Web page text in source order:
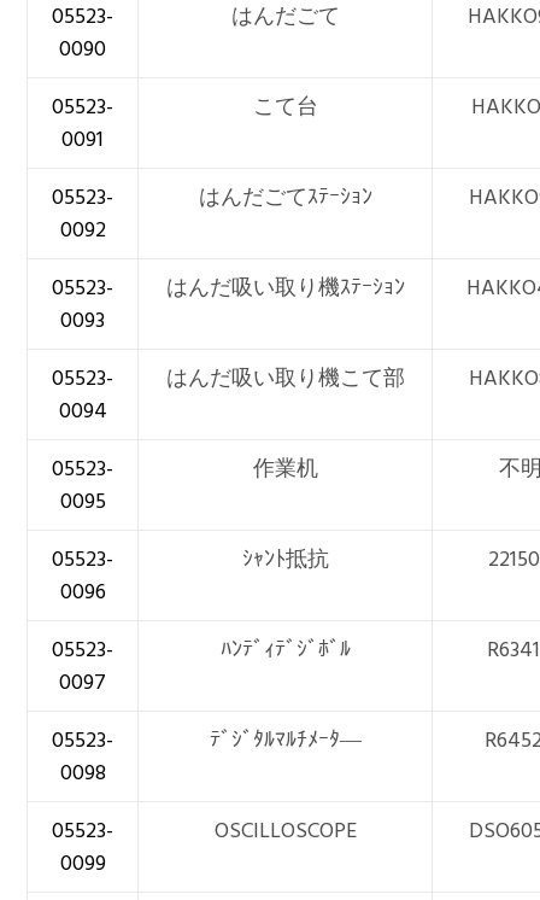
05523-
0090
はんだごて
05523-
0091
こて台
05523-
0092
はんだごてｽﾃｰｼｮﾝ
05523-
0093
はんだ吸い取り機ｽﾃｰｼｮﾝ
05523-
0094
はんだ吸い取り機こて部
05523-
0095
作業机 不
05523-
0096
ｼｬﾝﾄ抵抗
05523-
0097
ﾊﾝﾃﾞｨﾃﾞｼﾞﾎﾞﾙ
05523-
0098
ﾃﾞｼﾞﾀﾙﾏﾙﾁﾒｰﾀ―
05523-
0099
OSCILLOSCOPE